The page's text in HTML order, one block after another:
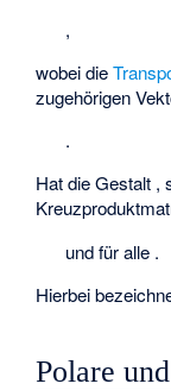
,
wobeidie
zugehörigen
.
Hatdie Gestalt ,
undfür alle .
Hierbei
Polare